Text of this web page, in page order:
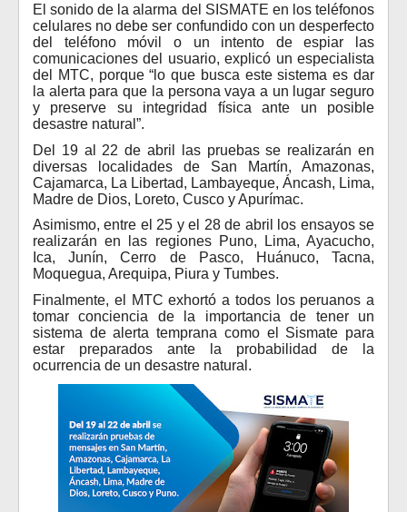
El sonido de la alarma del SISMATE en los teléfonos
celulares no debe ser confundido con un desperfecto
del teléfono móvil o un intento de espiar las
comunicaciones del usuario, explicó un especialista
del MTC, porque “lo que busca este sistema es dar
la alerta para que la persona vaya a un lugar seguro
y preserve su integridad física ante un posible
desastre natural”.
Del 19 al 22 de abril las pruebas se realizarán en
diversas localidades de San Martín, Amazonas,
Cajamarca, La Libertad, Lambayeque, Áncash, Lima,
Madre de Dios, Loreto, Cusco y Apurímac.
Asimismo, entre el 25 y el 28 de abril los ensayos se
realizarán en las regiones Puno, Lima, Ayacucho,
Ica, Junín, Cerro de Pasco, Huánuco, Tacna,
Moquegua, Arequipa, Piura y Tumbes.
Finalmente, el MTC exhortó a todos los peruanos a
tomar conciencia de la importancia de tener un
sistema de alerta temprana como el Sismate para
estar preparados ante la probabilidad de la
ocurrencia de un desastre natural.